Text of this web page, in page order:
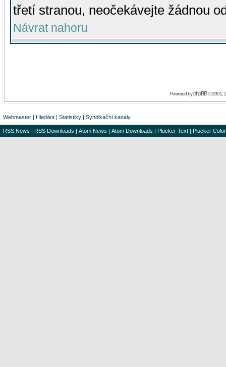
třetí stranou, neočekávejte žádnou
Návrat nahoru
Powered byphpBB© 2001,
Webmaster | Hledání | Statistiky | Syndikační kanály
RSS News | RSS Downloads | Atom News | Atom Downloads | Plucker Text | Plucker Color